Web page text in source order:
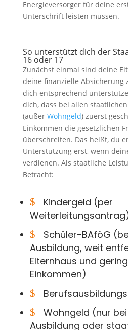
Energieversorger für deine
Unterschrift leisten müssen.
So unterstützt dich der
16 oder 17
Zunächst einmal sind deine
deine finanzielle Absicherung
dich entsprechend
dich, dass bei allen
(außer Wohngeld) zuerst
Einkommen die gesetzlichen
überschreiten. Das heißt, du
Unterstützung erst, wenn
verdienen. Als staatliche
Betracht:
$
Kindergeld (per
$
Schüler-BAföG
Ausbildung, weit
Elternhaus und
Einkommen)
$
$
Wohngeld (nur
Ausbildung oder